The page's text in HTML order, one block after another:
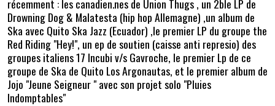
récemment : les canadien.nes de Union Thugs , un 2ble LP de
Drowning Dog & Malatesta (hip hop Allemagne) ,un album de
Ska avec Quito Ska Jazz (Ecuador) ,le premier LP du groupe the
Red Riding "Hey!", un ep de soutien (caisse anti represio) des
groupes italiens 17 Incubi v/s Gavroche, le premier Lp de ce
groupe de Ska de Quito Los Argonautas, et le premier album de
Jojo "Jeune Seigneur " avec son projet solo "Pluies
Indomptables"